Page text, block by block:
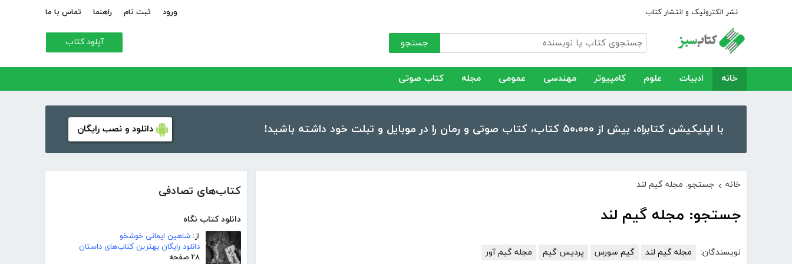
نشر الکترونیک و انتشار کتاب ورود ثبت نام راهنما تماس با ما
جستجو آپلود کتاب
خانه ادبیات علوم کامپیوتر مهندسی عمومی مجله کتاب صوتی
با اپلیکیشن کتابراه، بیش از ۵۰،۰۰۰ کتاب، کتاب صوتی و رمان را در موبایل و تبلت خود داشته باشید! دانلود و نصب رایگان
کتاب‌های تصادفی
دانلود کتاب نگاه
از: شاهین ایمانی خوشخو
دانلود رایگان بهترین کتاب‌های داستان
۲۸ صفحه
خانه › جستجو: مجله گیم لند
جستجو: مجله گیم لند
نویسندگان: مجله گیم لند گیم سورس پردیس گیم مجله گیم آور